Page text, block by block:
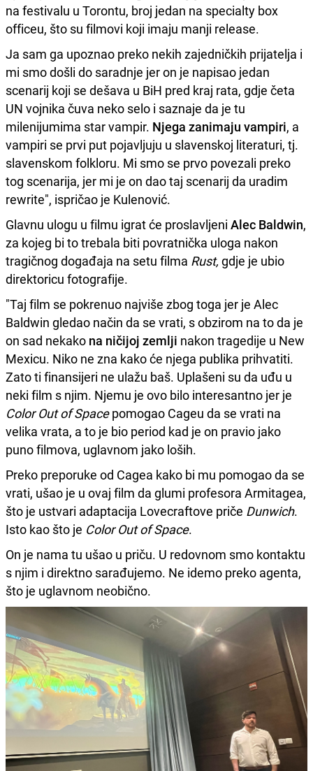
na festivalu u Torontu, broj jedan na specialty box
officeu, što su filmovi koji imaju manji release.
Ja sam ga upoznao preko nekih zajedničkih prijatelja i
mi smo došli do saradnje jer on je napisao jedan
scenarij koji se dešava u BiH pred kraj rata, gdje četa
UN vojnika čuva neko selo i saznaje da je tu
milenijumima star vampir. Njega zanimaju vampiri, a
vampiri se prvi put pojavljuju u slavenskoj literaturi, tj.
slavenskom folkloru. Mi smo se prvo povezali preko
tog scenarija, jer mi je on dao taj scenarij da uradim
rewrite", ispričao je Kulenović.
Glavnu ulogu u filmu igrat će proslavljeni Alec Baldwin,
za kojeg bi to trebala biti povratnička uloga nakon
tragičnog događaja na setu filma Rust, gdje je ubio
direktoricu fotografije.
"Taj film se pokrenuo najviše zbog toga jer je Alec
Baldwin gledao način da se vrati, s obzirom na to da je
on sad nekako na ničijoj zemlji nakon tragedije u New
Mexicu. Niko ne zna kako će njega publika prihvatiti.
Zato ti finansijeri ne ulažu baš. Uplašeni su da uđu u
neki film s njim. Njemu je ovo bilo interesantno jer je
Color Out of Spacepomogao Cageu da se vrati na
velika vrata, a to je bio period kad je on pravio jako
puno filmova, uglavnom jako loših.
Preko preporuke od Cagea kako bi mu pomogao da se
vrati, ušao je u ovaj film da glumi profesora Armitagea,
što je ustvari adaptacija Lovecraftove priče Dunwich.
Isto kao što je Color Out of Space.
On je nama tu ušao u priču. U redovnom smo kontaktu
s njim i direktno sarađujemo. Ne idemo preko agenta,
što je uglavnom neobično.